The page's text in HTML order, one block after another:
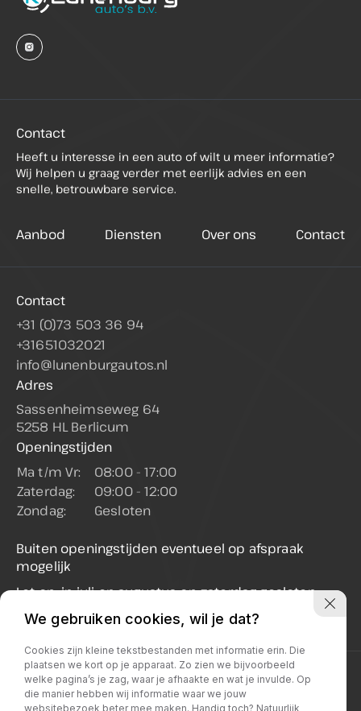
Contact
Heeft u interesse in een auto of wilt u meer informatie?
Wij helpen u graag verder met eerlijk advies en een
snelle, betrouwbare service.
Aanbod Diensten Over ons Contact
Contact
+31 (0)73 503 36 94
+31651032021
info@lunenburgautos.nl
Adres
Sassenheimseweg 64
5258 HL Berlicum
Openingstijden
Ma t/m Vr:
08:00 - 17:00
Zaterdag:
09:00 - 12:00
Zondag:
Gesloten
Buiten openingstijden eventueel op afspraak
mogelijk
Let op: in juli en augustus op zaterdag gesloten
(enkel op afspraak geopend)
Privacy policy
We gebruiken cookies, wil je dat?
Cookies zijn kleine tekstbestanden met informatie erin. Die
plaatsen we kort op je apparaat. Zo zien we bijvoorbeeld
welke pagina’s je zag, waar je afhaakte en wat je invulde. Op
die manier hebben wij informatie waar we jouw
websitebezoek beter mee maken. Handig toch? Natuurlijk